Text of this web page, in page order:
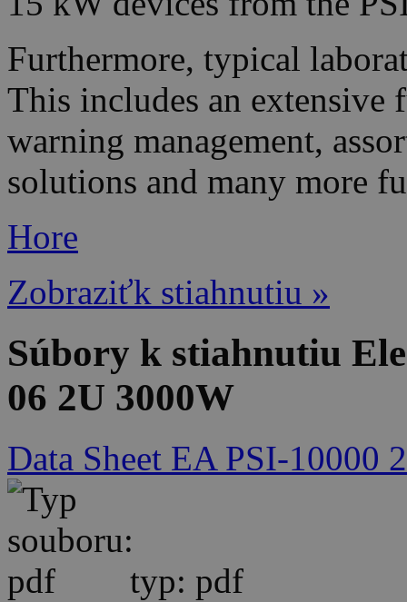
Furthermore, typical
This includes an extensive
warning management,
solutions and many more
Hore
Zobraziťk stiahnutiu »
Súbory k stiahnutiu
06 2U 3000W
Data Sheet EA PSI-10000
typ: pdf